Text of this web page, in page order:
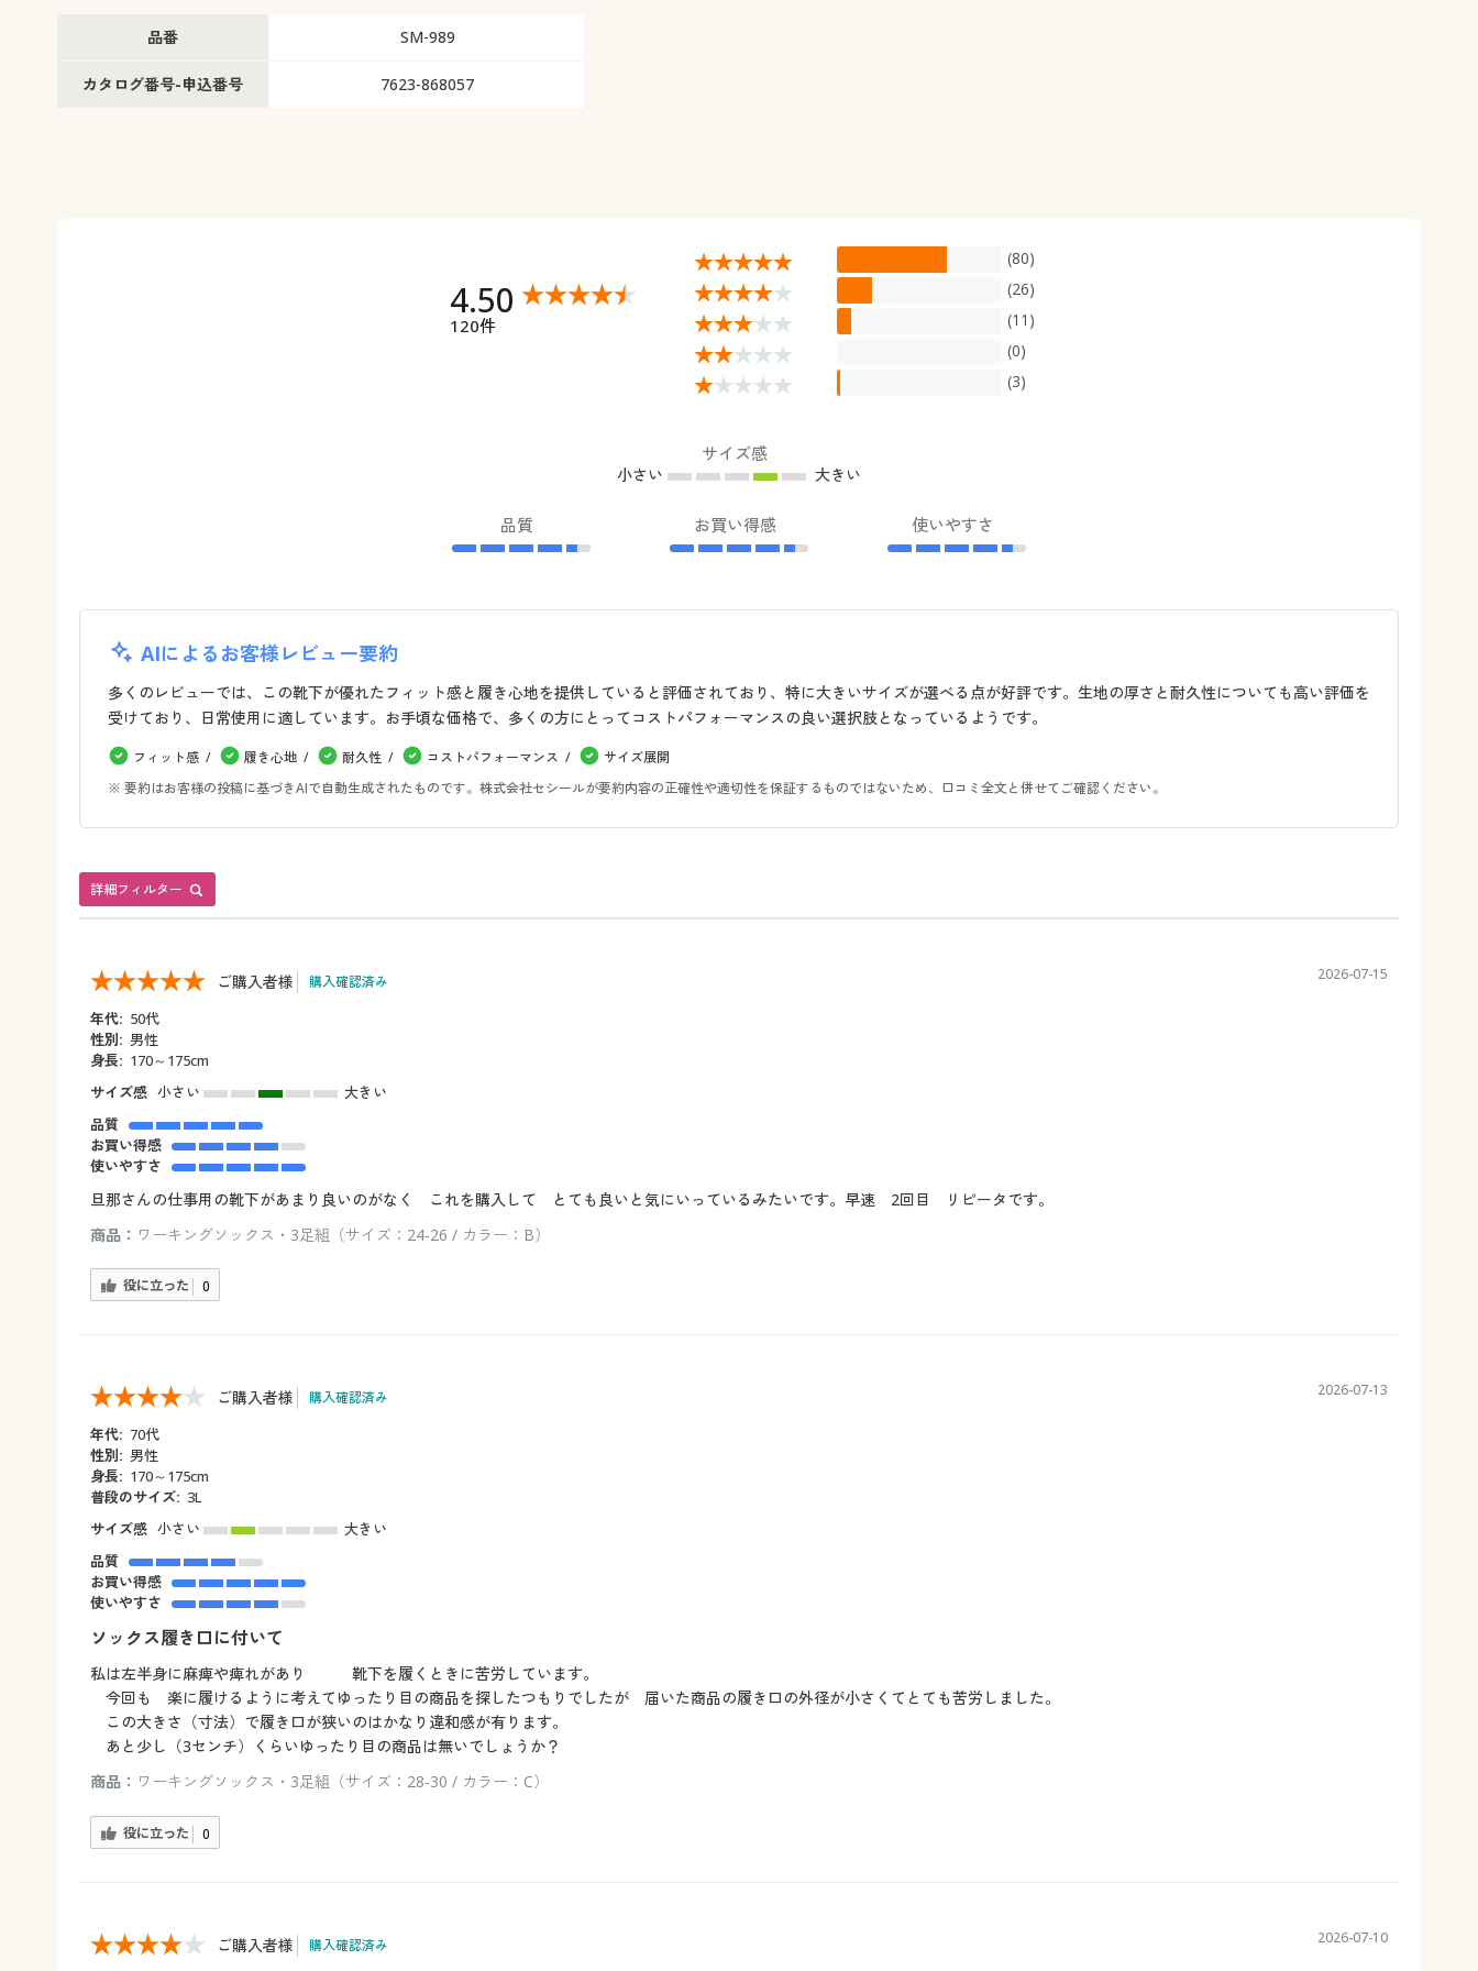
品番 SM-989
カタログ番号-申込番号 7623-868057
4.50
120件
(80)
(26)
(11)
(0)
(3)
サイズ感
小さい 大きい
品質 お買い得感 使いやすさ
AIによるお客様レビュー要約
多くのレビューでは、この靴下が優れたフィット感と履き心地を提供していると評価されており、特に大きいサイズが選べる点が好評です。生地の厚さと耐久性についても高い評価を
受けており、日常使用に適しています。お手頃な価格で、多くの方にとってコストパフォーマンスの良い選択肢となっているようです。
フィット感 履き心地 耐久性 コストパフォーマンス
サイズ展開
※ 要約はお客様の投稿に基づきAIで自動生成されたものです。株式会社セシールが要約内容の正確性や適切性を保証するものではないため、口コミ全文と併せてご確認ください。
詳細フィルター
ご購入者様 購入確認済み 2026-07-15
年代: 50代
性別: 男性
身長: 170～175cm
サイズ感 小さい
大きい
品質
お買い得感
使いやすさ
旦那さんの仕事用の靴下があまり良いのがなく これを購入して とても良いと気にいっているみたいです。早速 2回目 リピータです。
商品： ワーキングソックス・3足組（サイズ：24-26 / カラー：B）
役に立った 0
ご購入者様 購入確認済み 2026-07-13
年代: 70代
性別: 男性
身長: 170～175cm
普段のサイズ: 3L
サイズ感 小さい
大きい
品質
お買い得感
使いやすさ
ソックス履き口に付いて
私は左半身に麻痺や痺れがあり 靴下を履くときに苦労しています。
今回も 楽に履けるように考えてゆったり目の商品を探したつもりでしたが 届いた商品の履き口の外径が小さくてとても苦労しました。
この大きさ（寸法）で履き口が狭いのはかなり違和感が有ります。
あと少し（3センチ）くらいゆったり目の商品は無いでしょうか？
商品： ワーキングソックス・3足組（サイズ：28-30 / カラー：C）
役に立った 0
ご購入者様 購入確認済み 2026-07-10